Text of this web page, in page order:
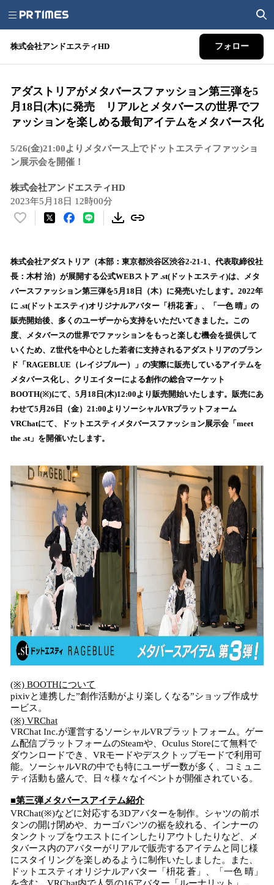
株式会社アンドエスティHD フォロー
アダストリアがメタバースファッション第三弾を5
月18日(木)に発売 リアルとメタバースの世界でフ
ァッションを楽しめる最旬アイテムをメタバース化
5/26(金)21:00よりメタバース上でドットエスティファッショ
ン展示会を開催！
株式会社アンドエスティHD
2023年5月18日 12時00分
い
！
数
を
読
み
込
み
中
で
す
株式会社アダストリア（本部：東京都渋谷区渋谷2-21-1、代表取締役社
長：木村 治）が展開する公式WEBストア .st(ドットエスティ)は、メタ
バースファッション第三弾を5月18日（木）に発売いたします。2022年
に .st(ドットエスティ)オリジナルアバター「枡花 蒼」、「一色 晴」の
販売開始後、多くのユーザーから支持をいただいてきました。この
度、メタバースの世界でファッションをもっと楽しむ機会を提供して
いくため、Z世代を中心とした若者に支持されるアダストリアのブラン
ド「RAGEBLUE（レイジブルー）」の実際に販売しているアイテムを
メタバース化し、クリエイターによる創作の総合マーケット
BOOTH(※)にて、5月18日(木)12:00より販売開始いたします。販売にあ
わせて5月26日（金）21:00よりソーシャルVRプラットフォーム
VRChatにて、ドットエスティメタバースファッション展示会「meet
the .st」を開催いたします。
(※) BOOTHについて
pixivと連携した”創作活動がより楽しくなる”ショップ作成サ
ービス。
(※) VRChat
VRChat Inc.が運営するソーシャルVRプラットフォーム。ゲー
ム配信プラットフォームのSteamや、Oculus Storeにて無料で
ダウンロードでき、VRモードやデスクトップモードで利用可
能。ソーシャルVRの中でも特にユーザー数が多く、コミュニ
ティ活動も盛んで、日々様々なイベントが開催されている。
■第三弾メタバースアイテム紹介
VRChat(※)などに対応する3Dアバターを制作。シャツの前ボ
タンの開け閉めや、カーゴパンツの裾を絞れる、インナーの
タンクトップをウエストにインしたりアウトしたりなど、メ
タバース内のアバターがリアルで販売するアイテムと同じ様
にスタイリングを楽しめるように制作いたしました。また、
ドットエスティオリジナルアバター「枡花 蒼」、「一色 晴」